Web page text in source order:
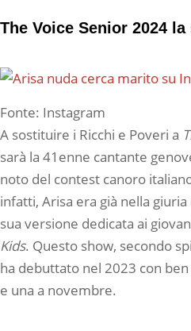
The Voice Senior 2024
Fonte: Instagram
A sostituire i Ricchi e Poveri a
sarà la 41enne cantante
noto del contest canoro
infatti, Arisa era già nella
sua versione dedicata ai
Kids. Questo show, secondo
ha debuttato nel 2023 con
e una a novembre.